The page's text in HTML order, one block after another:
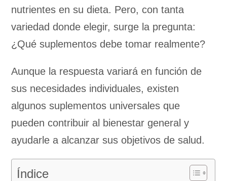
nutrientes en su dieta. Pero, con tanta
variedad donde elegir, surge la pregunta:
¿Qué suplementos debe tomar realmente?
Aunque la respuesta variará en función de
sus necesidades individuales, existen
algunos suplementos universales que
pueden contribuir al bienestar general y
ayudarle a alcanzar sus objetivos de salud.
Índice